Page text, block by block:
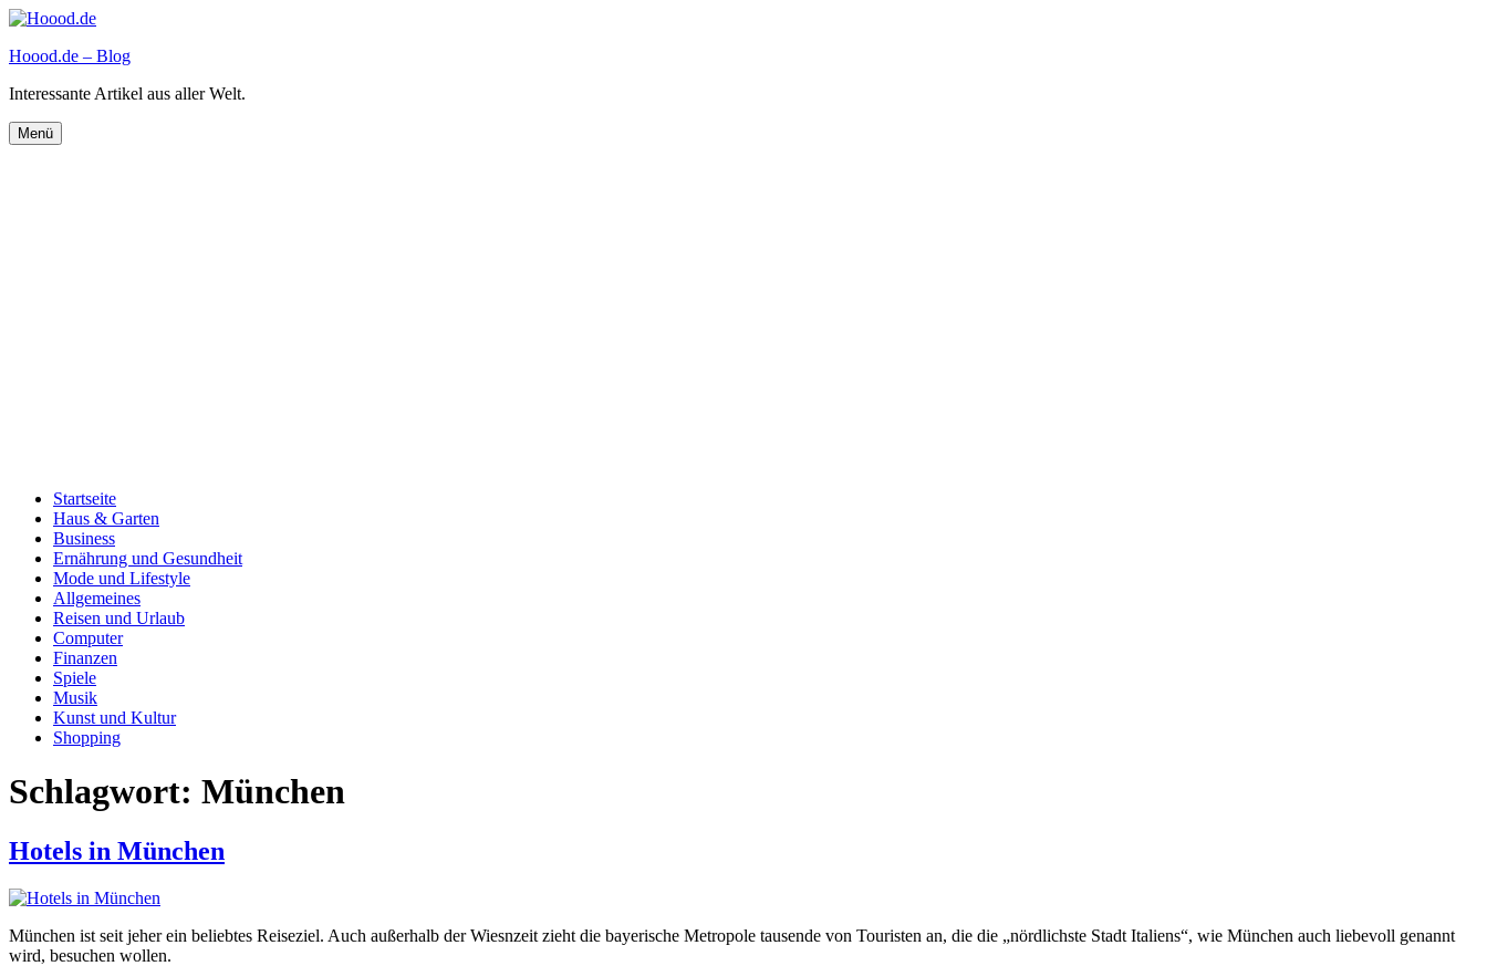
Zum
springen
Hoood.de – Blog
Interessante Artikel aus aller Welt.
Menü
Startseite
Haus & Garten
Business
Ernährung und Gesundheit
Mode und Lifestyle
Allgemeines
Reisen und Urlaub
Computer
Finanzen
Spiele
Musik
Kunst und Kultur
Shopping
Schlagwort: München
Hotels in München
München ist seit jeher ein beliebtes Reiseziel. Auch außerhalb der Wiesnzeit zieht die bayerische Metropole tausende von Touristen an, die die „nördlichste Stadt Italiens“, wie München auch liebevoll genannt
wird, besuchen wollen.